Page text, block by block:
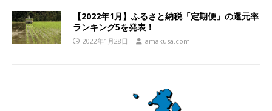
【2022年1月】ふるさと納税「定期便」の還元率
ランキング5を発表！
2022年1月28日 amakusa.com